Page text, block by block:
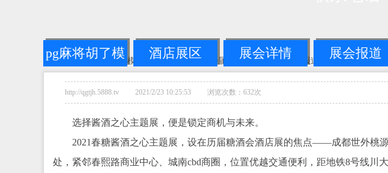
pg麻将胡了模
拟器链接
酒店展区 展会详情 展会报道
您的位置： pg麻将胡了模拟器链接-->2024第110届成都全国糖酒会展会报道 -->正文
http://qgtjh.5888.tv 2021/2/23 10:25:53 浏览次数：632次
选择酱酒之心主题展，便是锁定商机与未来。
2021春糖酱酒之心主题展，设在历届糖酒会酒店展的焦点——成都世外桃
处，紧邻春熙路商业中心、城南cbd商圈，位置优越交通便利，距地铁8号线川